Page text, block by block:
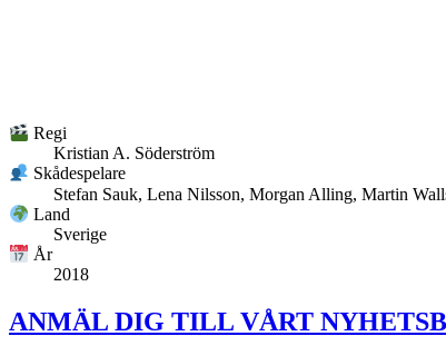
Regi
Kristian A. Söderström
Skådespelare
Stefan Sauk, Lena Nilsson, Morgan Alling, Martin
Land
Sverige
År
2018
ANMÄL DIG TILL VÅRT